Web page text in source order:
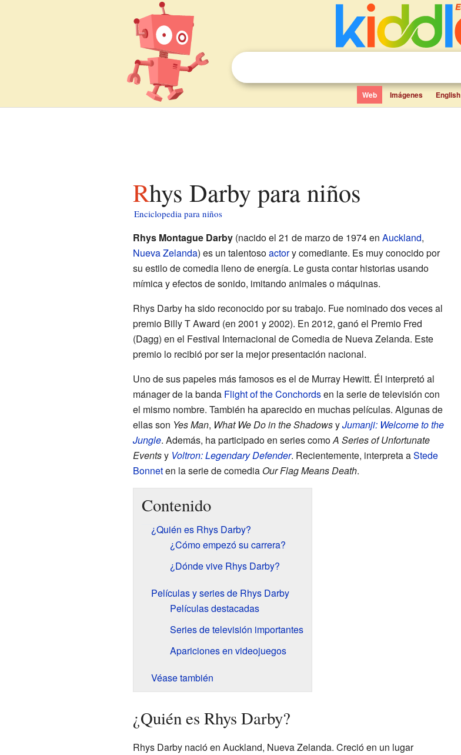
Web Imágenes English
Rhys Darby para niños
Enciclopedia para niños
Rhys Montague Darby(nacido el 21 de marzo de 1974 en Auckland,
Nueva Zelanda) es un talentosoactory comediante. Es muy conocido por
su estilo de comedia lleno de energía. Le gusta contar historias usando
mímica y efectos de sonido, imitando animales o máquinas.
Rhys Darby ha sido reconocido por su trabajo. Fue nominado dos veces al
premio Billy T Award (en 2001 y 2002). En 2012, ganó el Premio Fred
(Dagg) en el Festival Internacional de Comedia de Nueva Zelanda. Este
premio lo recibió por ser la mejor presentación nacional.
Uno de sus papeles más famosos es el de Murray Hewitt. Él interpretó al
mánager de la banda Flight of the Conchordsen la serie de televisión con
el mismo nombre. También ha aparecido en muchas películas. Algunas de
ellas son Yes Man, What We Do in the ShadowsyJumanji: Welcome to the
Jungle. Además, ha participado en series comoA Series of Unfortunate
Eventsy Voltron: Legendary Defender. Recientemente, interpreta aStede
Bonneten la serie de comedia Our Flag Means Death.
Contenido
¿Quién es Rhys Darby?
¿Cómo empezó su carrera?
¿Dónde vive Rhys Darby?
Películas y series de Rhys Darby
Películas destacadas
Series de televisión importantes
Apariciones en videojuegos
Véase también
¿Quién es Rhys Darby?
Rhys Darby nació en Auckland, Nueva Zelanda. Creció en un lugar